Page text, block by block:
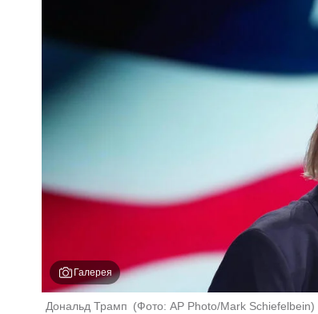
Галерея
Дональд Трамп (Фото: AP Photo/Mark Schiefelbein)